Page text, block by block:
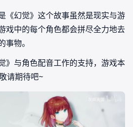
《幻觉》这个故事虽然是现实与游
戏中的每个角色都会拼尽全力地去
物。
》与角色配音工作的支持，游戏本
请期待吧~